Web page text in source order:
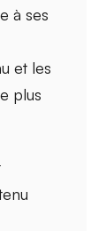
à ses
et les
plus